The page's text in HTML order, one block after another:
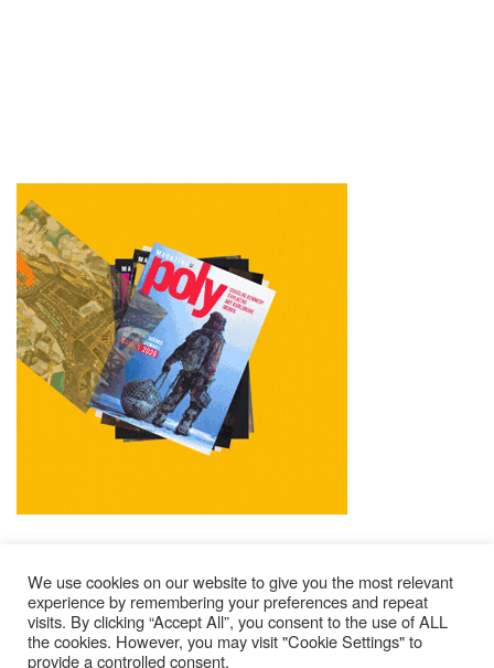
Mentions Légales Contacts
Où Trouver Poly ?
Lire Les Anciens N°
S’abonner À Poly
We use cookies on our website to give you the most relevant
experience by remembering your preferences and repeat
visits. By clicking “Accept All”, you consent to the use of ALL
the cookies. However, you may visit "Cookie Settings" to
provide a controlled consent.